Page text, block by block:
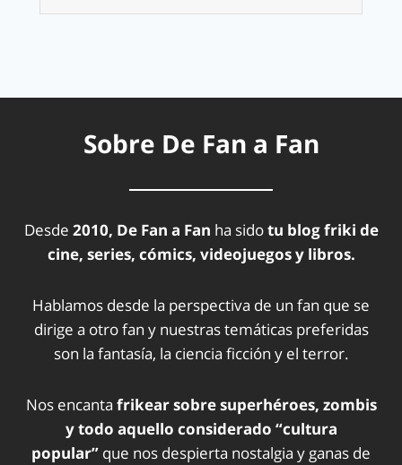
Sobre De Fan a Fan
Desde 2010, De Fan a Fan ha sidotu blog friki de
cine, series, cómics, videojuegos y libros.
Hablamos desde la perspectiva de un fan que se
dirige a otro fan y nuestras temáticas preferidas
son la fantasía, la ciencia ficción y el terror.
Nos encanta frikear sobre superhéroes, zombis
y todo aquello considerado “cultura
popular” que nos despierta nostalgia y ganas de